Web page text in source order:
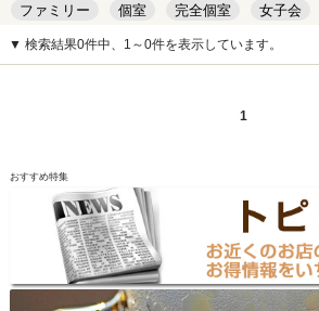
ファミリー
個室 完全個室 女子会
キッズルーム
安い デート
▼ 検索結果0件中、1～0件を表示しています。
1
おすすめ特集